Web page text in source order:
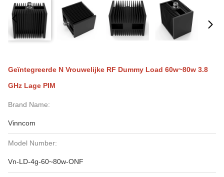
Geïntegreerde N Vrouwelijke RF Dummy Load 60w~80w 3.8
GHz Lage PIM
Brand Name:
Vinncom
Model Number:
Vn-LD-4g-60~80w-ONF